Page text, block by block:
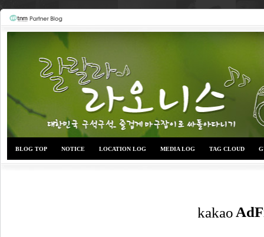
BLOG TOP NOTICE LOCATION LOG MEDIA LOG TAG CLOUD